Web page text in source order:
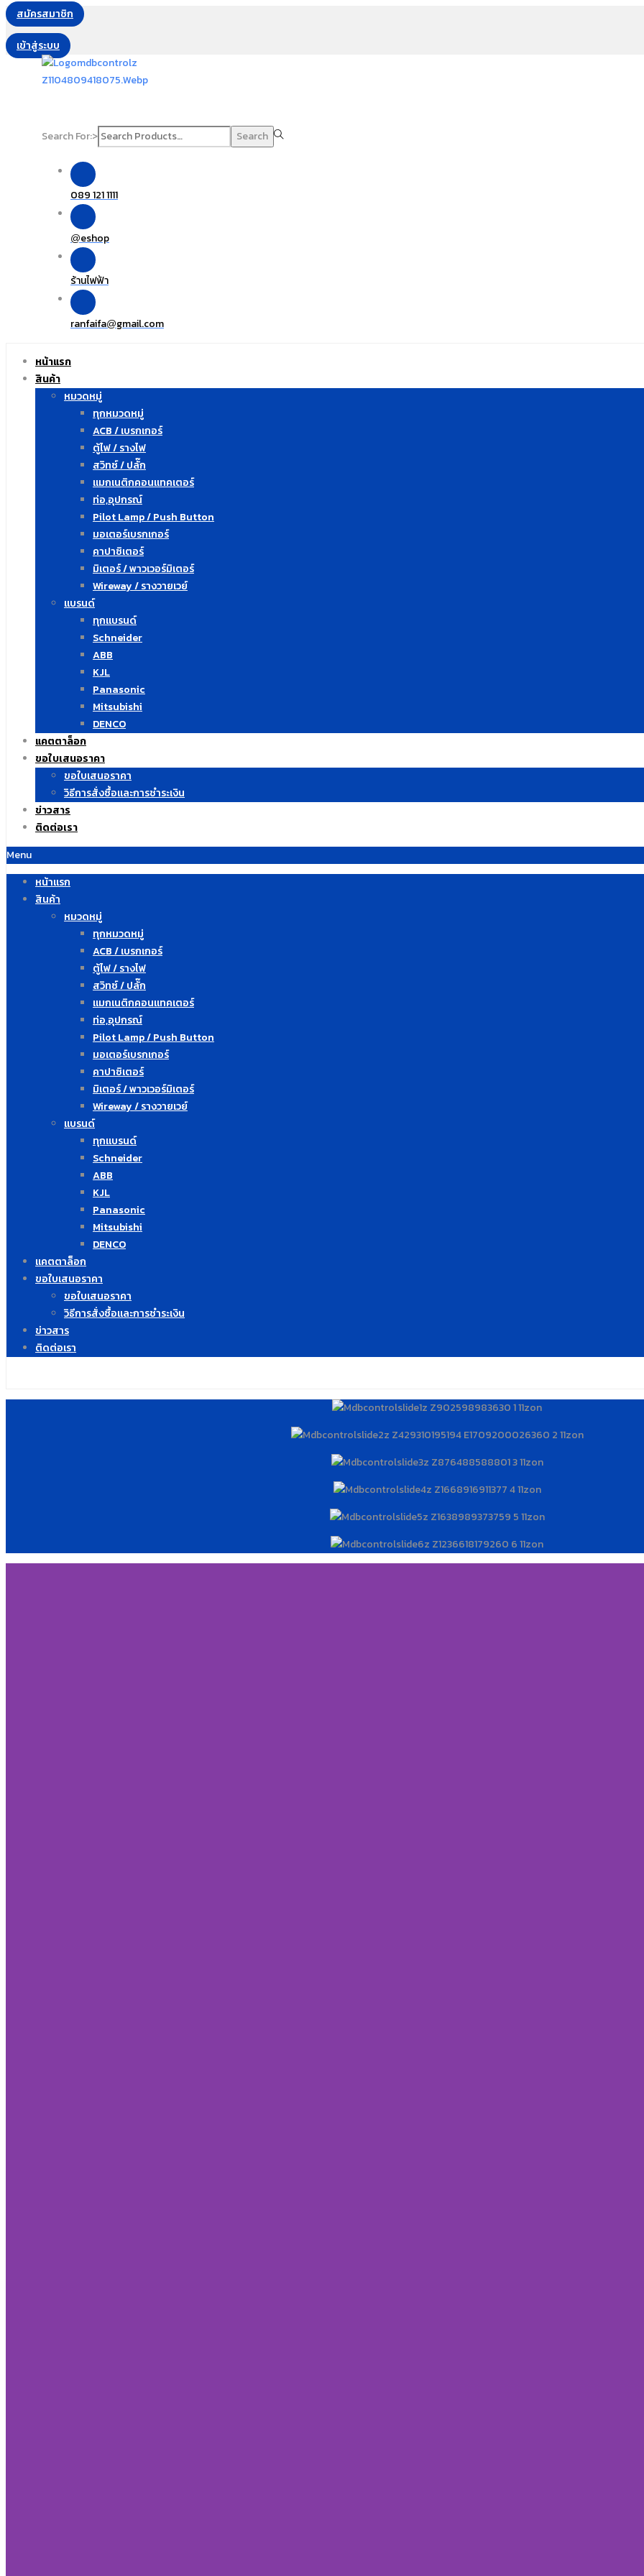
สมัครสมาชิก
เข้าสู่ระบบ
Search For:> Search
089 121 1111
@eshop
ร้านไฟฟ้า
ranfaifa@gmail.com
หน้าแรก
สินค้า
หมวดหมู่
ทุกหมวดหมู่
ACB / เบรกเกอร์
ตู้ไฟ / รางไฟ
สวิทซ์ / ปลั๊ก
แมกเนติกคอนแทคเตอร์
ท่อ,อุปกรณ์
Pilot Lamp / Push Button
มอเตอร์เบรกเกอร์
คาปาซิเตอร์
มิเตอร์ / พาวเวอร์มิเตอร์
Wireway / รางวายเวย์
แบรนด์
ทุกแบรนด์
Schneider
ABB
KJL
Panasonic
Mitsubishi
DENCO
แคตตาล็อก
ขอใบเสนอราคา
ขอใบเสนอราคา
วิธีการสั่งซื้อและการชำระเงิน
ข่าวสาร
ติดต่อเรา
Menu
หน้าแรก
สินค้า
หมวดหมู่
ทุกหมวดหมู่
ACB / เบรกเกอร์
ตู้ไฟ / รางไฟ
สวิทซ์ / ปลั๊ก
แมกเนติกคอนแทคเตอร์
ท่อ,อุปกรณ์
Pilot Lamp / Push Button
มอเตอร์เบรกเกอร์
คาปาซิเตอร์
มิเตอร์ / พาวเวอร์มิเตอร์
Wireway / รางวายเวย์
แบรนด์
ทุกแบรนด์
Schneider
ABB
KJL
Panasonic
Mitsubishi
DENCO
แคตตาล็อก
ขอใบเสนอราคา
ขอใบเสนอราคา
วิธีการสั่งซื้อและการชำระเงิน
ข่าวสาร
ติดต่อเรา